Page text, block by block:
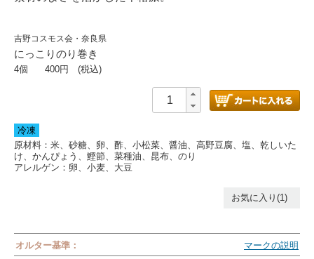
吉野コスモス会・奈良県
にっこりのり巻き
4個 400円 (税込)
冷凍
原材料：米、砂糖、卵、酢、小松菜、醤油、高野豆腐、塩、乾しいた
け、かんぴょう、鰹節、菜種油、昆布、のり
アレルゲン： 卵、小麦、大豆
お気に入り(1)
オルター基準： マークの説明